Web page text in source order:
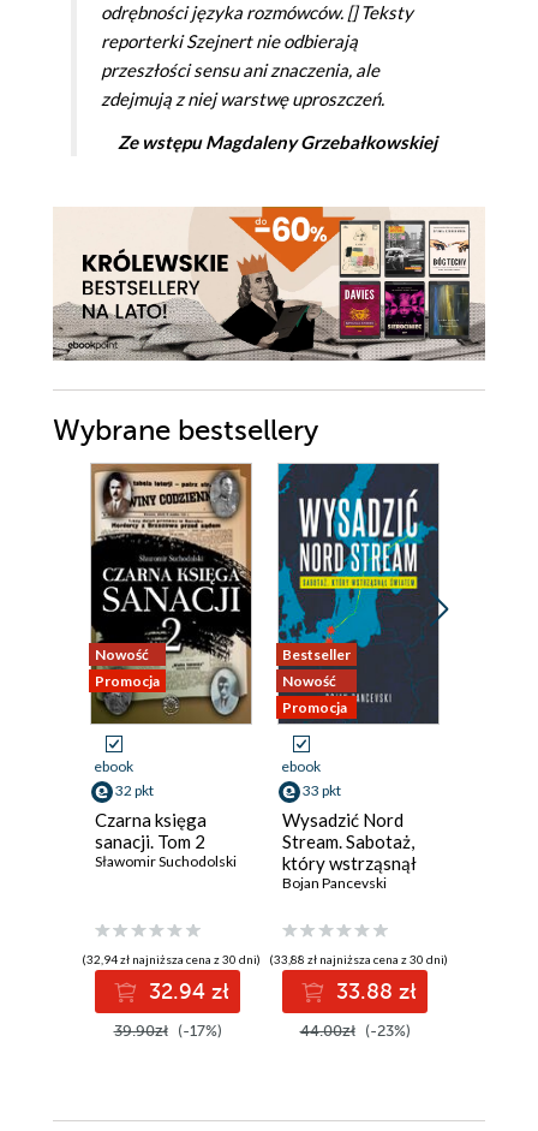
odrębności języka rozmówców. [] Teksty
reporterki Szejnert nie odbierają
przeszłości sensu ani znaczenia, ale
zdejmują z niej warstwę uproszczeń.
Ze wstępu Magdaleny Grzebałkowskiej
Wybrane bestsellery
Nowość
Promocja
ebook
32 pkt
Czarna księga
sanacji. Tom 2
Sławomir Suchodolski
(32,94 zł najniższa cena z 30 dni)
32.94 zł
39.90zł (-17%)
Bestseller
Nowość
Promocja
ebook
33 pkt
Wysadzić Nord
Stream. Sabotaż,
który wstrząsnął
światem
Bojan Pancevski
(33,88 zł najniższa cena z 30 dni)
33.88 zł
44.00zł (-23%)